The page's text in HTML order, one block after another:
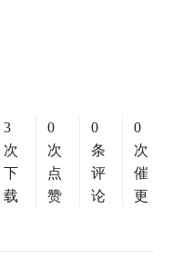
3
次
下
载
0
次
点
赞
0
条
评
论
0
次
催
更